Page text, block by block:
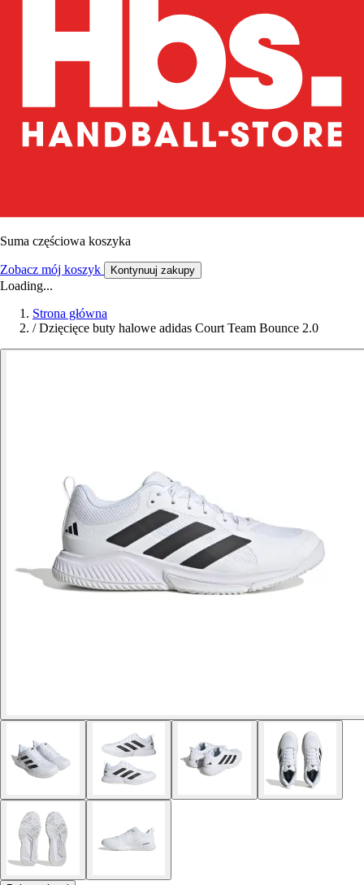
Suma częściowa koszyka
Zobacz mój koszyk Kontynuuj zakupy
Loading...
Strona główna
/ Dzięcięce buty halowe adidas Court Team Bounce 2.0